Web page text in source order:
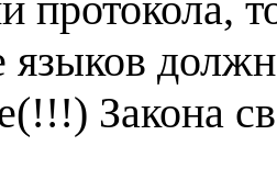
языков
Закона